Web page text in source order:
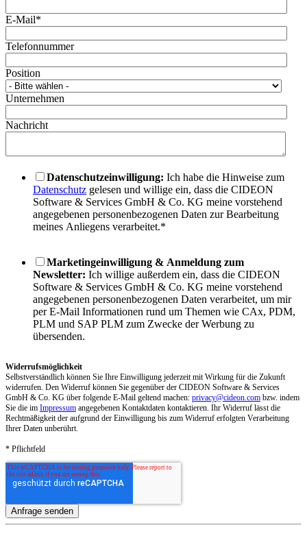
E-Mail*
Telefonnummer
Position
Unternehmen
Nachricht
Datenschutzeinwilligung: Ich habe die Hinweise zum
Datenschutz gelesen und willige ein, dass die CIDEON
Software & Services GmbH & Co. KG meine vorstehend
angegebenen personenbezogenen Daten zur Bearbeitung
meines Anliegens verarbeitet.*
Marketingeinwilligung & Anmeldung zum
Newsletter: Ich willige außerdem ein, dass die CIDEON
Software & Services GmbH & Co. KG meine vorstehend
angegebenen personenbezogenen Daten verarbeitet, um mir
per E-Mail Informationen rund um Themen wie CAx, PDM,
PLM und SAP PLM zum Zwecke der Werbung zu
übersenden.
Widerrufsmöglichkeit
Selbstverständlich können Sie Ihre Einwilligung jederzeit mit Wirkung für die Zukunft
widerrufen. Den Widerruf können Sie gegenüber der CIDEON Software & Services
GmbH & Co. KG über folgende E-Mail geltend machen: privacy@cideon.com bzw. indem
Sie die im Impressum angegebenen Kontaktdaten kontaktieren. Ihr Widerruf lässt die
Rechtmäßigkeit der aufgrund der Einwilligung bis zum Widerruf erfolgten Verarbeitung
Ihrer Daten unberührt.
* Pflichtfeld